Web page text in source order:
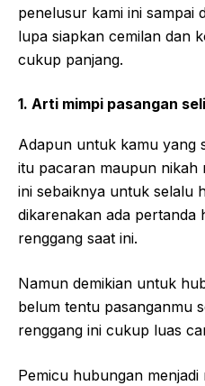
penelusur kami ini sampai
lupa siapkan cemilan dan
cukup panjang.
1. Arti mimpi pasangan
Adapun untuk kamu yang
itu pacaran maupun nikah
ini sebaiknya untuk selalu
dikarenakan ada pertanda
renggang saat ini.
Namun demikian untuk
belum tentu pasanganmu
renggang ini cukup luas
Pemicu hubungan menjadi